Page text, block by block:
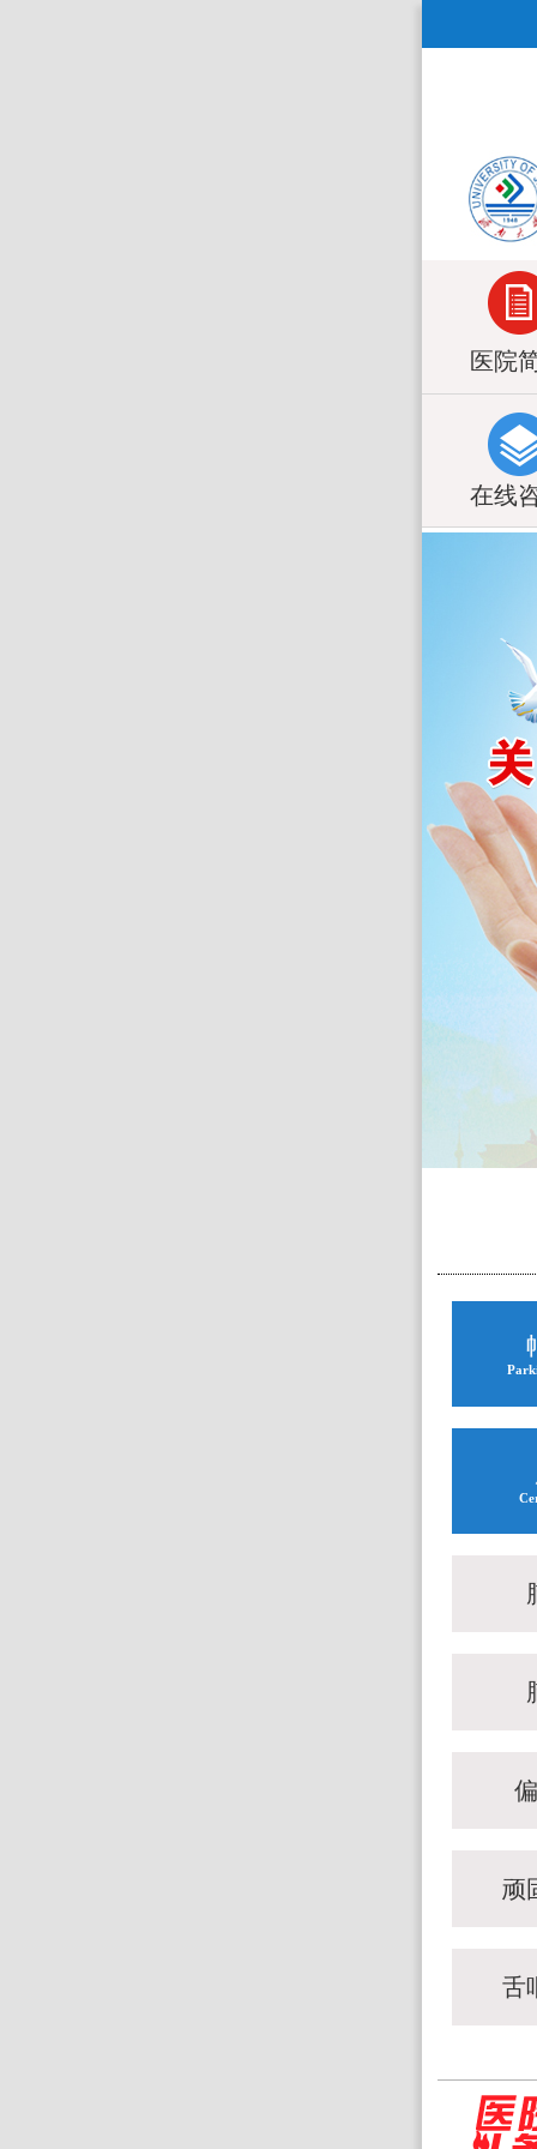
医院
在线
顽
舌
济南脑科医院与济南大学